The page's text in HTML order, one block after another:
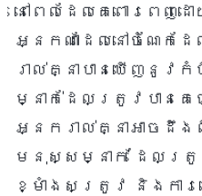
នៅពេលដែលគេពោរពេ
អ្នកណាដែលនៅចំណែក
រាល់គ្នាបានឃើញនូ
ម្នាក់ដែលត្រូវបានគេ
អ្នករាល់គ្នាអាច
មនុស្សម្នាក់ ដែលត្រូ
ខ្មាំងសត្រូវ និងការ